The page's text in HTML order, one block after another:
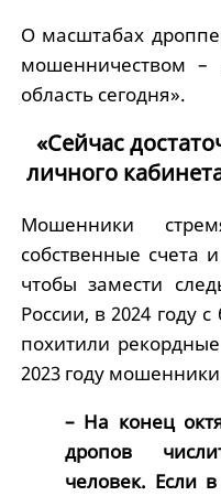
О масштабах
мошенничеством –
область сегодня».
«Сейчас
личного
Мошенники
собственные счета
чтобы замести
России, в 2024 году
похитили
2023 году
– На конец
дропов
человек. Если